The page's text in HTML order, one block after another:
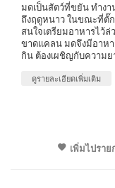
มดเป็นสัตว์ที่ขยัน ทำงา
ถึงฤดูหนาว ในขณะที่ตั๊ก
สนใจเตรียมอาหารไว้
ขาดแคลน มดจึงมีอาห
กิน ต้องเผชิญกับความ
ดูรายละเอียดเพิ่มเติม
เพิ่มไปราย